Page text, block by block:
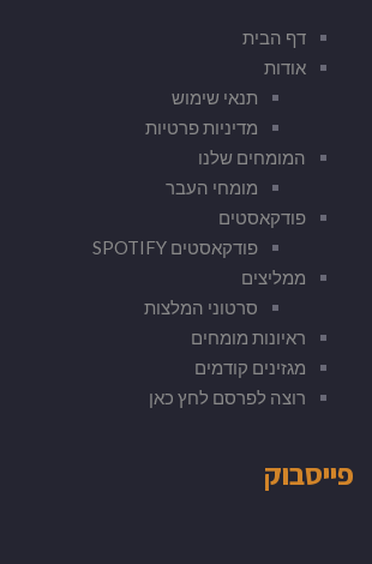
דף הבית
אודות
תנאי שימוש
מדיניות פרטיות
המומחים שלנו
מומחי העבר
פודקאסטים
פודקאסטים SPOTIFY
ממליצים
סרטוני המלצות
ראיונות מומחים
מגזינים קודמים
רוצה לפרסם לחץ כאן
פייסבוק